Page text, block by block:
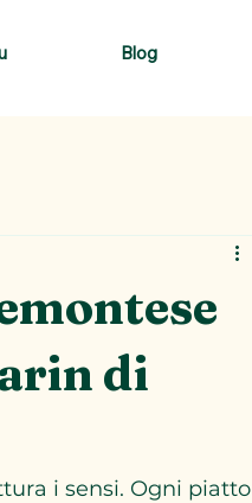
Blog
di
i sensi. Ogni piatto